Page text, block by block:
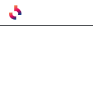
Aller au contenu